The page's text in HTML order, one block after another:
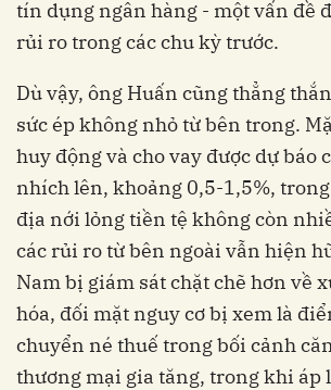
tín dụng ngân hàng - một vấn đề
rủi ro trong các chu kỳ trước.
Dù vậy, ông Huấn cũng thẳng
sức ép không nhỏ từ bên trong.
huy động và cho vay được dự báo
nhích lên, khoảng 0,5-1,5%,
địa nới lỏng tiền tệ không còn
các rủi ro từ bên ngoài vẫn hiện
Nam bị giám sát chặt chẽ hơn về
hóa, đối mặt nguy cơ bị xem là
chuyển né thuế trong bối cảnh
thương mại gia tăng, trong khi áp